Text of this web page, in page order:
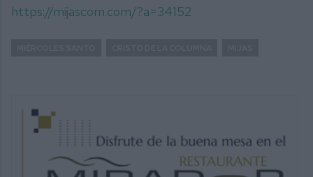
https://mijascom.com/?a=34152